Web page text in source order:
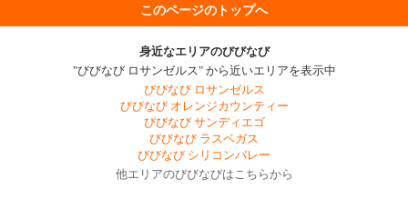
このページのトップへ
身近なエリアのびびなび
"びびなび ロサンゼルス" から近いエリアを表示中
びびなび ロサンゼルス
びびなび オレンジカウンティー
びびなび サンディエゴ
びびなび ラスベガス
びびなび シリコンバレー
他エリアのびびなびはこちらから